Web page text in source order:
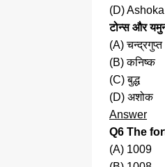
(D) Ashoka
टोन्स और
(A) चन्द्रगुप्त
(B) कनिष्क
(C) बुद्ध
(D) अशोक
Answer
Q6 ​​The
(A) 1009